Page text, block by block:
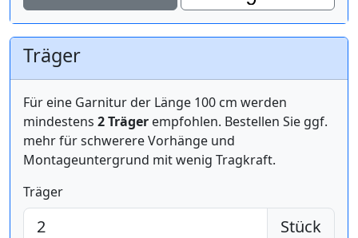
Träger
Für eine Garnitur der Länge 100 cm werden
mindestens 2 Träger empfohlen. Bestellen Sie ggf.
mehr für schwerere Vorhänge und
Montageuntergrund mit wenig Tragkraft.
Träger
Stück